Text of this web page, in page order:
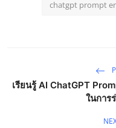
chatgpt prompt
เรียนรู้ AI ChatGPT
ในการ